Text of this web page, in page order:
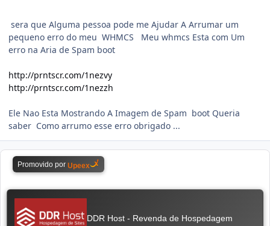
sera que Alguma pessoa pode me Ajudar A Arrumar um
pequeno erro do meu WHMCS Meu whmcs Esta com Um
erro na Aria de Spam boot
http://prntscr.com/1nezvy
http://prntscr.com/1nezzh
Ele Nao Esta Mostrando A Imagem de Spam boot Queria
saber Como arrumo esse erro obrigado ...